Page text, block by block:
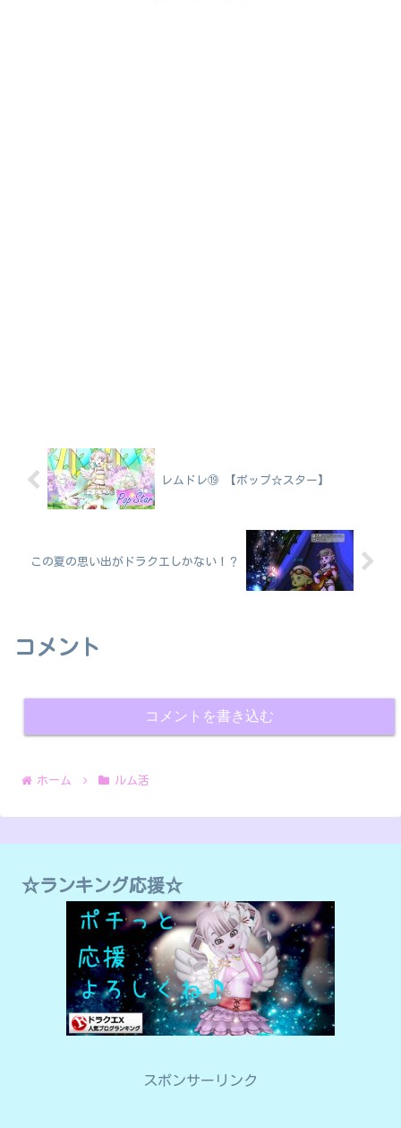
レムドレ⑲ 【ポップ☆スター】
この夏の思い出がドラクエしかない！？
コメント
コメントを書き込む
ホーム ルム活
☆ランキング応援☆
スポンサーリンク